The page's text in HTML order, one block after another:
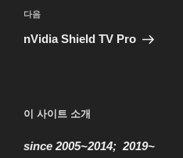
다
음
다음
nVidia Shield TV Pro
이 사이트 소개
since 2005~2014; 2019~